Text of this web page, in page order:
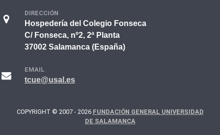
DIRECCIÓN
Hospedería del Colegio Fonseca
C/ Fonseca, nº2, 2ª Planta
37002 Salamanca (España)
EMAIL
tcue@usal.es
COPYRIGHT © 2007 - 2026 FUNDACIÓN GENERAL UNIVERSIDAD
DE SALAMANCA